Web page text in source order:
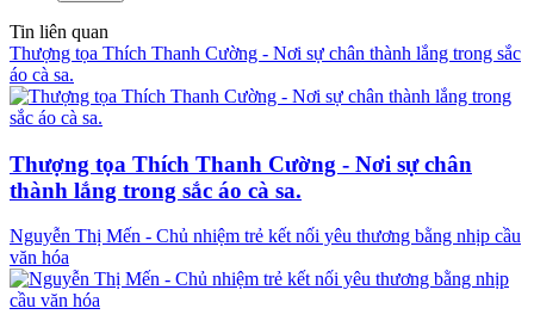
Tin liên quan
Thượng tọa Thích Thanh Cường - Nơi sự chân thành lắng trong sắc
áo cà sa.
Thượng tọa Thích Thanh Cường - Nơi sự chân
thành lắng trong sắc áo cà sa.
Nguyễn Thị Mến - Chủ nhiệm trẻ kết nối yêu thương bằng nhịp cầu
văn hóa